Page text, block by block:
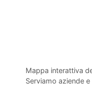
Mappa interattiva
Serviamo aziende